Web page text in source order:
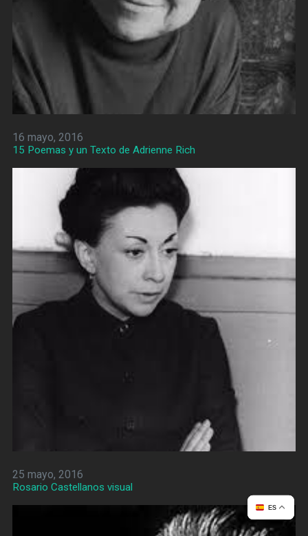
16 mayo, 2016
15 Poemas y un Texto de Adrienne Rich
25 mayo, 2016
Rosario Castellanos visual
ES